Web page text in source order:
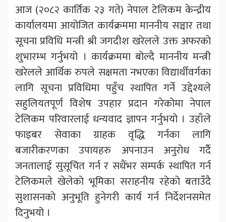
आज (२०८२ कार्तिक २३ गते) नेपाल टेलिकम केन्द्रीय
कार्यालयमा आयोजित कार्यक्रममा माननीय सञ्चार तथा
सूचना प्रविधि मन्त्री श्री जगदीश खरेलले उक्त अफरको
शुभारम्भ गर्नुभयो । कार्यक्रममा बोल्दै माननीय मन्त्री
खरेलले आर्थिक रुपले सक्षमता नभएका विद्यार्थीवर्गका
लागि सूचना प्रविधिमा पहुँच स्थापित गर्ने उद्देश्यले
सहुलियतपूर्ण विशेष उपहार प्रदान गरेकोमा नेपाल
टेलिकम परिवारलाई धन्यवाद ज्ञापन गर्नुभयो । उहाँले
फाइबर सेवाका ग्राहक वृद्धि गर्नका लागि
बजारीकरणका उपायहरु अपनाउन अनुरोध गर्दै
जनतालाई सुसूचित गर्न र सधैंभर सम्पर्क स्थापित गर्न
टेलिकमले खेलेको भूमिका सराहनीय रहेको बताउँदै
सुशासनको अनुभूति हुनेगरी कार्य गर्न निर्देशनसमेत
दिनुभयो ।